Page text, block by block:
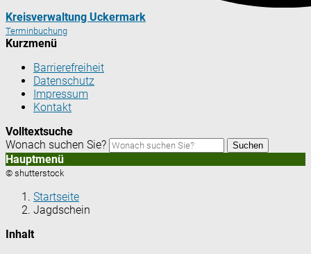
Kreisverwaltung Uckermark
Terminbuchung
Kurzmenü
Barrierefreiheit
Datenschutz
Impressum
Kontakt
Volltextsuche
Wonach suchen Sie?
Suchen
Hauptmenü
© shutterstock
Startseite
Jagdschein
Inhalt